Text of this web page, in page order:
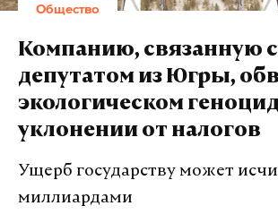
Общество
Компанию, связанную с
депутатом из Югры,
экологическом
уклонении от налогов
Ущерб государству может
миллиардами